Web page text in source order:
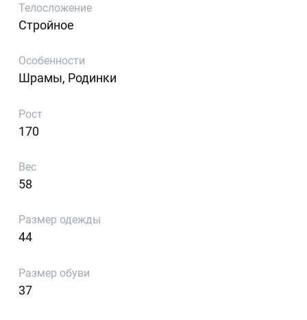
Телосложение
Стройное
Особенности
Шрамы, Родинки
Рост
170
Вес
58
Размер одежды
44
Размер обуви
37